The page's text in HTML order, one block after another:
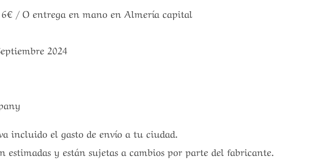
6€ / O entrega en mano en Almería capital
2024
incluido el gasto de envío a tu ciudad.
estimadas y están sujetas a cambios por parte del fabricante.